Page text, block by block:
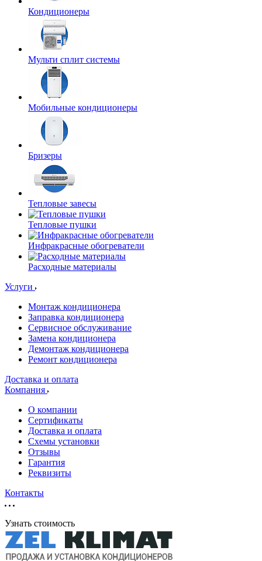
Кондиционеры
Мульти сплит системы
Мобильные кондиционеры
Бризеры
Тепловые завесы
Тепловые пушки
Инфракрасные обогреватели
Расходные материалы
Услуги
Монтаж кондиционера
Заправка кондиционера
Сервисное обслуживание
Замена кондиционера
Демонтаж кондиционера
Ремонт кондиционера
Доставка и оплата
Компания
О компании
Сертификаты
Доставка и оплата
Схемы установки
Отзывы
Гарантия
Реквизиты
Контакты
Узнать стоимость